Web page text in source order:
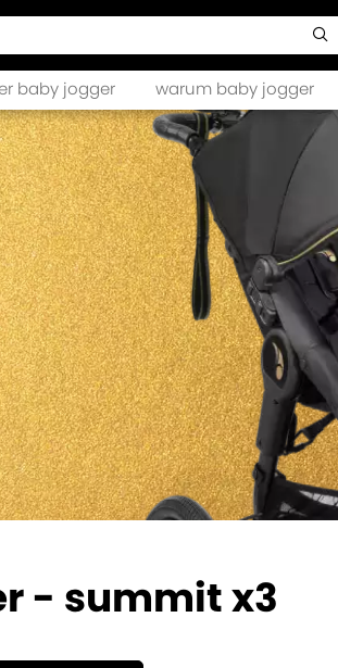
GT2
GT2 double
GT2 zubehör
2
2 zubehör
X3
X3 zubehör
2
2 zubehör
baby jogger warum baby jogger
- summit x3